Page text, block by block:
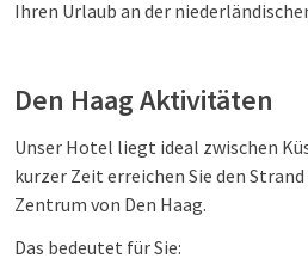
Ihren Urlaub an der
Den Haag Aktivitäten
Unser Hotel liegt ideal zwischen
kurzer Zeit erreichen Sie den
Zentrum von Den Haag.
Das bedeutet für Sie: